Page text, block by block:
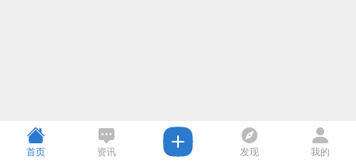
首页 资讯 发现 我的